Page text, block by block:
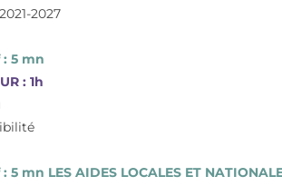
2027
5 mn
: 1h
mn LES AIDES LOCALES ET